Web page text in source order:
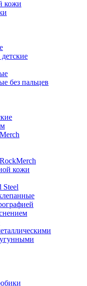
кожи
без пальцев
кожи